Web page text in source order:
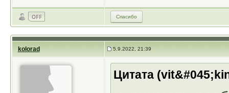
Спасибо
kolorad 5.9.2022, 21:39
Цитата